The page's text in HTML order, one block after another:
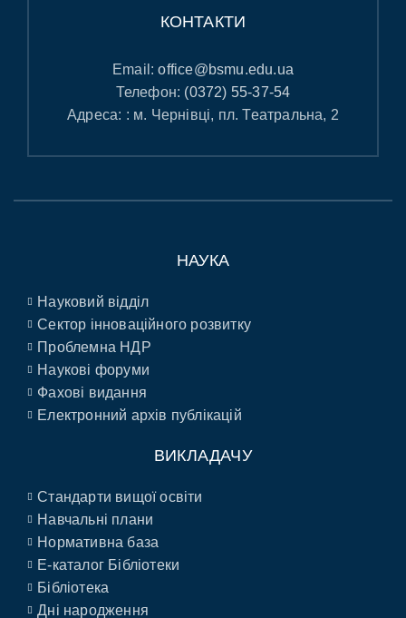
КОНТАКТИ
Email:office@bsmu.edu.ua
Телефон: (0372) 55-37-54
Адреса: : м. Чернівці, пл. Театральна, 2
НАУКА
Науковий відділ
Сектор інноваційного розвитку
Проблемна НДР
Наукові форуми
Фахові видання
Електронний архів публікацій
ВИКЛАДАЧУ
Стандарти вищої освіти
Навчальні плани
Нормативна база
E-каталог Бібліотеки
Бібліотека
Дні народження